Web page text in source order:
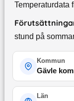
Temperaturdata
stund på
Kommun
Gävle
Län